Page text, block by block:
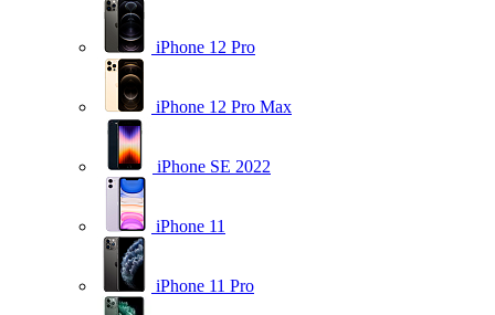
iPhone 12 Pro
iPhone 12 Pro Max
iPhone SE 2022
iPhone 11
iPhone 11 Pro